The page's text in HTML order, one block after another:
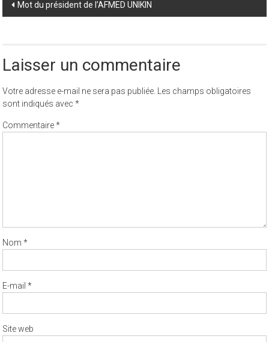
Mot du président de l’AFMED UNIKIN
Laisser un commentaire
Votre adresse e-mail ne sera pas publiée. Les champs obligatoires
sont indiqués avec*
Commentaire*
Nom*
E-mail*
Site web